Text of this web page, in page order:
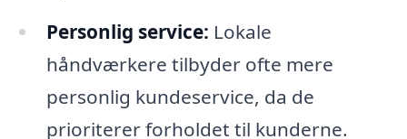
Personlig service: Lokale
håndværkere tilbyder ofte mere
personlig kundeservice, da de
prioriterer forholdet til kunderne.